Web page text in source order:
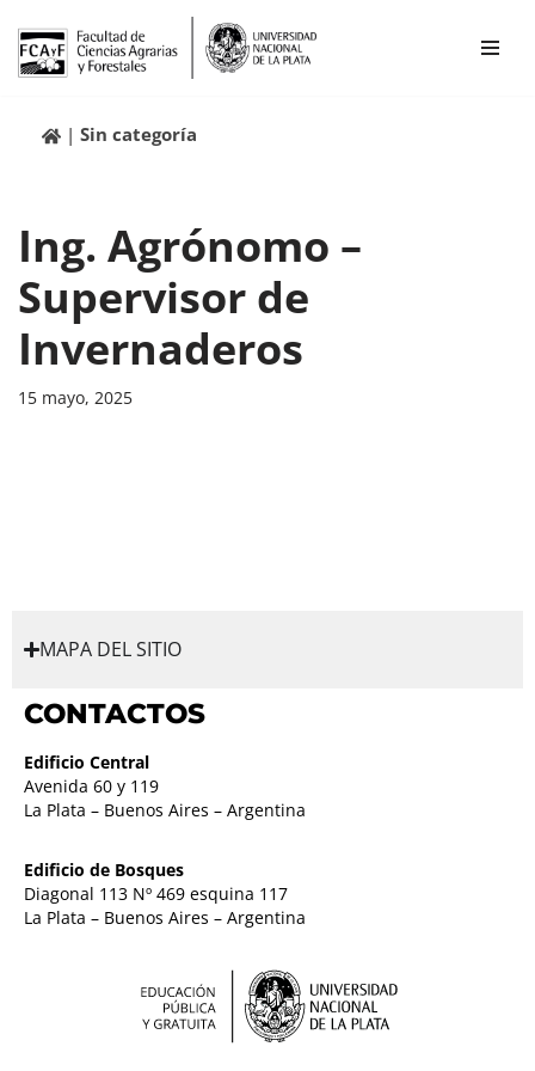
Ir
contenidoSin categoría
Ing. Agrónomo –
Supervisor de
Invernaderos
15 mayo, 2025
MAPA DEL SITIO
CONTACTOS
Edificio Central
Avenida 60 y 119
La Plata – Buenos Aires – Argentina
Edificio de Bosques
Diagonal 113 Nº 469 esquina 117
La Plata – Buenos Aires – Argentina